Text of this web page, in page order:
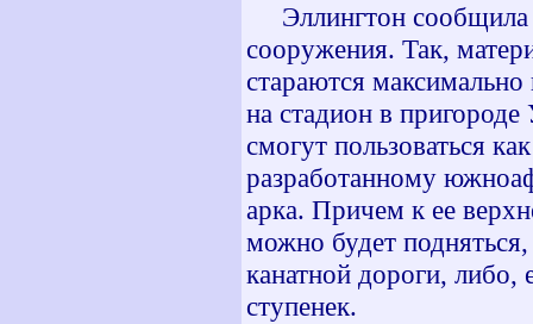
Эллингтон сообщила
сооружения. Так,
стараются
на стадион в
смогут пользоваться
разработанному
арка. Причем к ее
можно будет
канатной дороги, либо,
ступенек.